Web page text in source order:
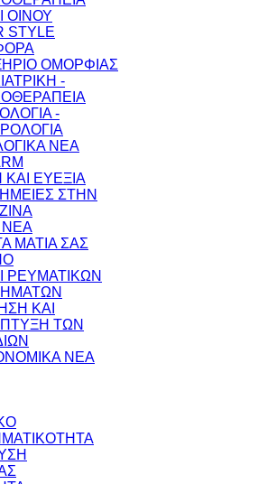
ΟΙΝΟΥ
STYLE
ΟΜΟΡΦΙΑΣ
-
-
ΝΕΑ
ΚΑΙ ΕΥΕΞΙΑ
ΣΤΗΝ
ΜΑΤΙΑ ΣΑΣ
ΡΕΥΜΑΤΙΚΩΝ
ΚΑΙ
ΤΩΝ
ΝΕΑ